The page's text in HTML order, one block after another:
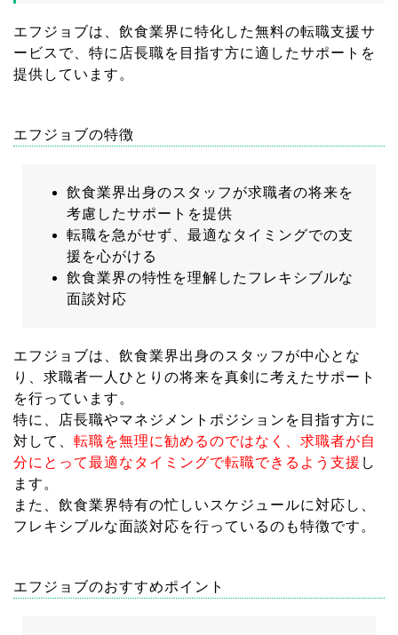
エフジョブは、飲食業界に特化した無料の転職支援サ
ービスで、特に店長職を目指す方に適したサポートを
提供しています。
エフジョブの特徴
飲食業界出身のスタッフが求職者の将来を
考慮したサポートを提供
転職を急がせず、最適なタイミングでの支
援を心がける
飲食業界の特性を理解したフレキシブルな
面談対応
エフジョブは、飲食業界出身のスタッフが中心とな
り、求職者一人ひとりの将来を真剣に考えたサポート
を行っています。
特に、店長職やマネジメントポジションを目指す方に
対して、 転職を無理に勧めるのではなく、求職者が自
分にとって最適なタイミングで転職できるよう支援 し
ます。
また、飲食業界特有の忙しいスケジュールに対応し、
フレキシブルな面談対応を行っているのも特徴です。
エフジョブのおすすめポイント